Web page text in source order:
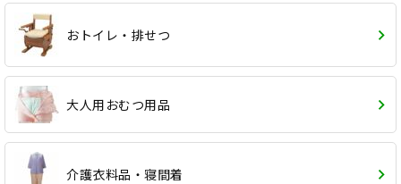
おトイレ・排せつ
大人用おむつ用品
介護衣料品・寝間着